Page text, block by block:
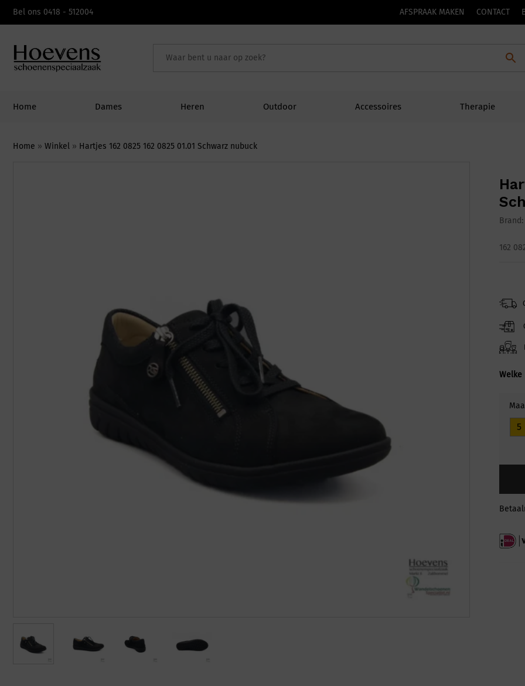
Bel ons 0418 - 512004 AFSPRAAK MAKEN CONTACT
Home Dames Heren Outdoor Accessoires Therapie
Home » Winkel » Hartjes 162 0825 162 0825 01.01 Schwarz nubuck
Brand:
162
5